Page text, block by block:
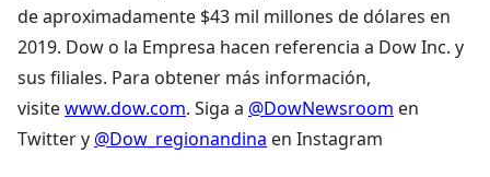
de aproximadamente $43 mil millones de dólares en
2019. Dow o la Empresa hacen referencia a Dow Inc. y
sus filiales. Para obtener más información,
visitewww.dow.com. Siga a @DowNewsroom en
Twitter y @Dow_regionandina en Instagram